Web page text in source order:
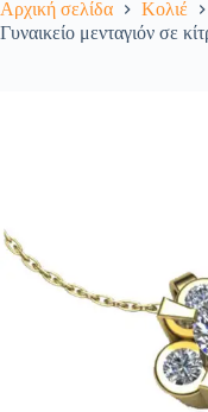
Αρχική σελίδα Κολιέ
Γυναικείο μενταγιόν σε